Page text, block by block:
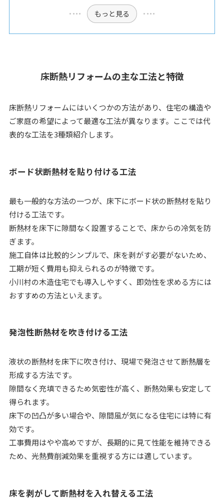
もっと見る
床断熱リフォームの主な工法と特徴
床断熱リフォームにはいくつかの方法があり、住宅の構造や
ご家庭の希望によって最適な工法が異なります。ここでは代
表的な工法を3種類紹介します。
ボード状断熱材を貼り付ける工法
最も一般的な方法の一つが、床下にボード状の断熱材を貼り
付ける工法です。
断熱材を床下に隙間なく設置することで、床からの冷気を防
ぎます。
施工自体は比較的シンプルで、床を剥がす必要がないため、
工期が短く費用も抑えられるのが特徴です。
小川村の木造住宅でも導入しやすく、即効性を求める方には
おすすめの方法といえます。
発泡性断熱材を吹き付ける工法
液状の断熱材を床下に吹き付け、現場で発泡させて断熱層を
形成する方法です。
隙間なく充填できるため気密性が高く、断熱効果も安定して
得られます。
床下の凹凸が多い場合や、隙間風が気になる住宅には特に有
効です。
工事費用はやや高めですが、長期的に見て性能を維持できる
ため、光熱費削減効果を重視する方には適しています。
床を剥がして断熱材を入れ替える工法